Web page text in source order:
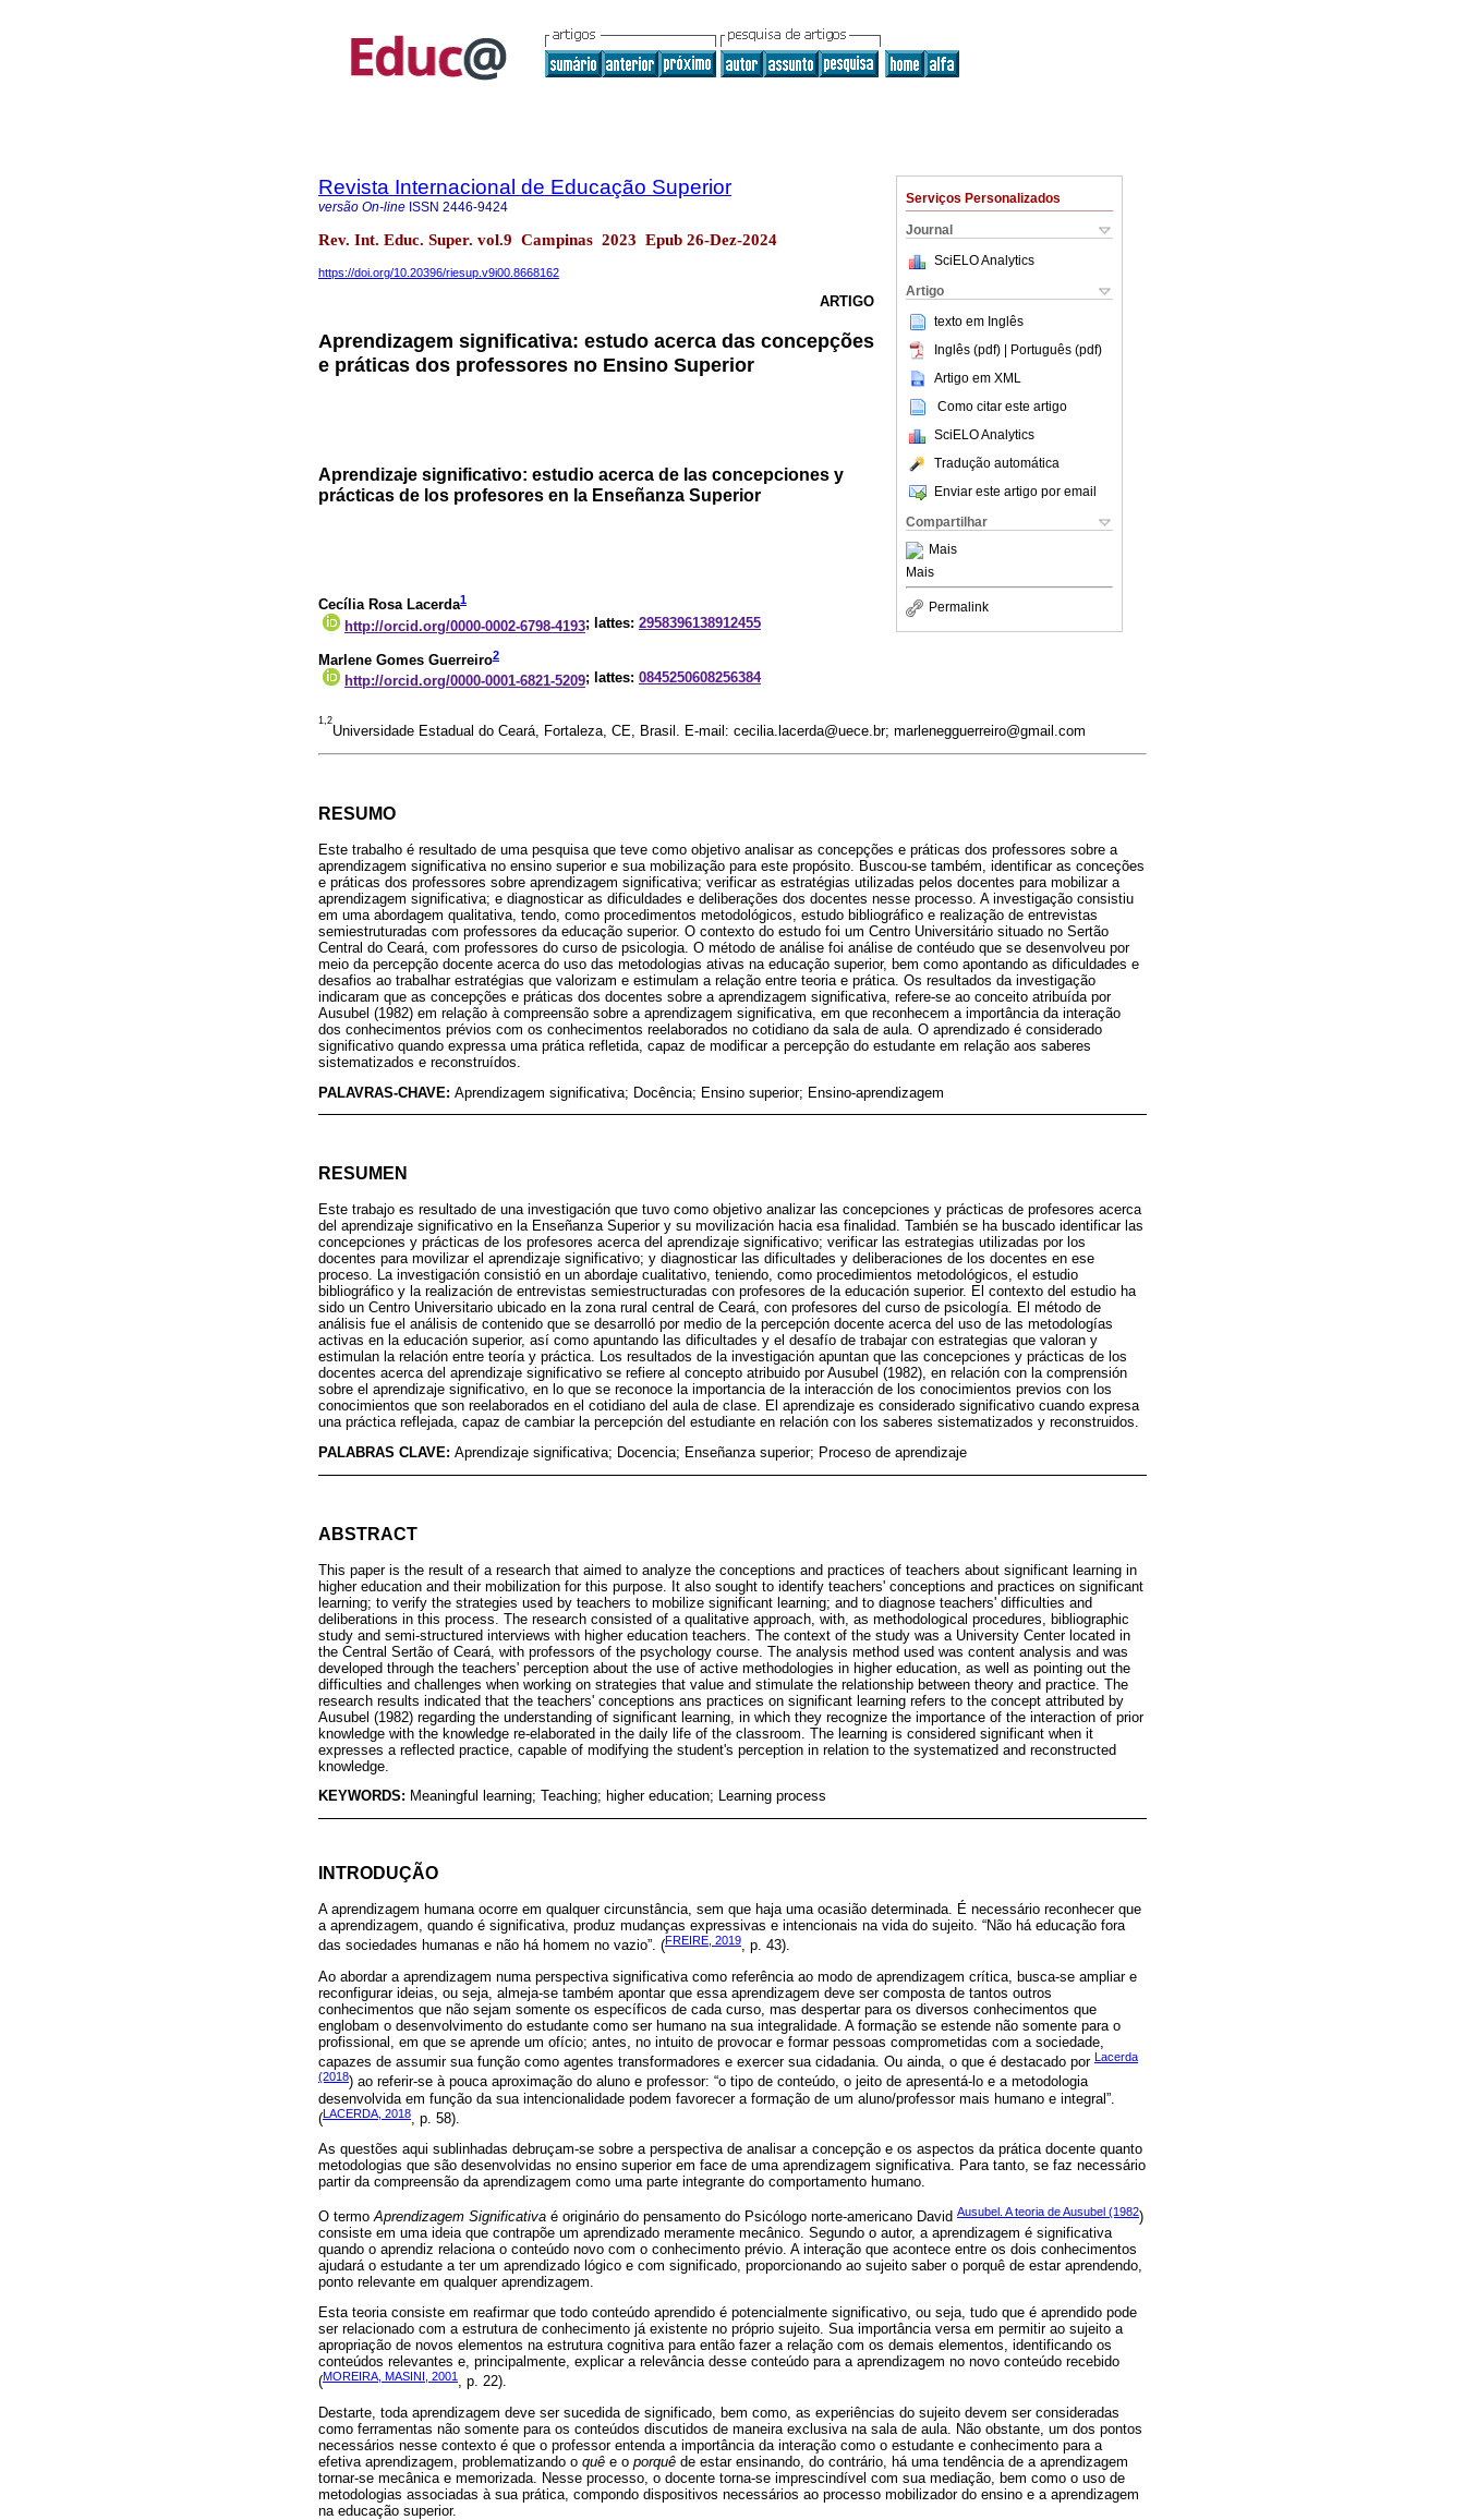
Serviços Personalizados
Journal
SciELO Analytics
Artigo
texto em Inglês
Inglês (pdf) | Português (pdf)
Artigo em XML
Como citar este artigo
SciELO Analytics
Tradução automática
Enviar este artigo por email
Compartilhar
Mais
Mais
Permalink
Revista Internacional de Educação Superior
versão On-line ISSN 2446-9424
Rev. Int. Educ. Super. vol.9 Campinas 2023 Epub 26-Dez-2024
https://doi.org/10.20396/riesup.v9i00.8668162
ARTIGO
Aprendizagem significativa: estudo acerca das concepções
e práticas dos professores no Ensino Superior
Aprendizaje significativo: estudio acerca de las concepciones y
prácticas de los profesores en la Enseñanza Superior
Cecília Rosa Lacerda1
http://orcid.org/0000-0002-6798-4193; lattes: 2958396138912455
Marlene Gomes Guerreiro2
http://orcid.org/0000-0001-6821-5209; lattes: 0845250608256384
1,2
Universidade Estadual do Ceará, Fortaleza, CE, Brasil. E-mail: cecilia.lacerda@uece.br; marlenegguerreiro@gmail.com
RESUMO
Este trabalho é resultado de uma pesquisa que teve como objetivo analisar as concepções e práticas dos professores sobre a
aprendizagem significativa no ensino superior e sua mobilização para este propósito. Buscou-se também, identificar as conceções
e práticas dos professores sobre aprendizagem significativa; verificar as estratégias utilizadas pelos docentes para mobilizar a
aprendizagem significativa; e diagnosticar as dificuldades e deliberações dos docentes nesse processo. A investigação consistiu
em uma abordagem qualitativa, tendo, como procedimentos metodológicos, estudo bibliográfico e realização de entrevistas
semiestruturadas com professores da educação superior. O contexto do estudo foi um Centro Universitário situado no Sertão
Central do Ceará, com professores do curso de psicologia. O método de análise foi análise de contéudo que se desenvolveu por
meio da percepção docente acerca do uso das metodologias ativas na educação superior, bem como apontando as dificuldades e
desafios ao trabalhar estratégias que valorizam e estimulam a relação entre teoria e prática. Os resultados da investigação
indicaram que as concepções e práticas dos docentes sobre a aprendizagem significativa, refere-se ao conceito atribuída por
Ausubel (1982) em relação à compreensão sobre a aprendizagem significativa, em que reconhecem a importância da interação
dos conhecimentos prévios com os conhecimentos reelaborados no cotidiano da sala de aula. O aprendizado é considerado
significativo quando expressa uma prática refletida, capaz de modificar a percepção do estudante em relação aos saberes
sistematizados e reconstruídos.
PALAVRAS-CHAVE: Aprendizagem significativa; Docência; Ensino superior; Ensino-aprendizagem
RESUMEN
Este trabajo es resultado de una investigación que tuvo como objetivo analizar las concepciones y prácticas de profesores acerca
del aprendizaje significativo en la Enseñanza Superior y su movilización hacia esa finalidad. También se ha buscado identificar las
concepciones y prácticas de los profesores acerca del aprendizaje significativo; verificar las estrategias utilizadas por los
docentes para movilizar el aprendizaje significativo; y diagnosticar las dificultades y deliberaciones de los docentes en ese
proceso. La investigación consistió en un abordaje cualitativo, teniendo, como procedimientos metodológicos, el estudio
bibliográfico y la realización de entrevistas semiestructuradas con profesores de la educación superior. El contexto del estudio ha
sido un Centro Universitario ubicado en la zona rural central de Ceará, con profesores del curso de psicología. El método de
análisis fue el análisis de contenido que se desarrolló por medio de la percepción docente acerca del uso de las metodologías
activas en la educación superior, así como apuntando las dificultades y el desafío de trabajar con estrategias que valoran y
estimulan la relación entre teoría y práctica. Los resultados de la investigación apuntan que las concepciones y prácticas de los
docentes acerca del aprendizaje significativo se refiere al concepto atribuido por Ausubel (1982), en relación con la comprensión
sobre el aprendizaje significativo, en lo que se reconoce la importancia de la interacción de los conocimientos previos con los
conocimientos que son reelaborados en el cotidiano del aula de clase. El aprendizaje es considerado significativo cuando expresa
una práctica reflejada, capaz de cambiar la percepción del estudiante en relación con los saberes sistematizados y reconstruidos.
PALABRAS CLAVE: Aprendizaje significativa; Docencia; Enseñanza superior; Proceso de aprendizaje
ABSTRACT
This paper is the result of a research that aimed to analyze the conceptions and practices of teachers about significant learning in
higher education and their mobilization for this purpose. It also sought to identify teachers' conceptions and practices on significant
learning; to verify the strategies used by teachers to mobilize significant learning; and to diagnose teachers' difficulties and
deliberations in this process. The research consisted of a qualitative approach, with, as methodological procedures, bibliographic
study and semi-structured interviews with higher education teachers. The context of the study was a University Center located in
the Central Sertão of Ceará, with professors of the psychology course. The analysis method used was content analysis and was
developed through the teachers' perception about the use of active methodologies in higher education, as well as pointing out the
difficulties and challenges when working on strategies that value and stimulate the relationship between theory and practice. The
research results indicated that the teachers' conceptions ans practices on significant learning refers to the concept attributed by
Ausubel (1982) regarding the understanding of significant learning, in which they recognize the importance of the interaction of prior
knowledge with the knowledge re-elaborated in the daily life of the classroom. The learning is considered significant when it
expresses a reflected practice, capable of modifying the student's perception in relation to the systematized and reconstructed
knowledge.
KEYWORDS: Meaningful learning; Teaching; higher education; Learning process
INTRODUÇÃO
A aprendizagem humana ocorre em qualquer circunstância, sem que haja uma ocasião determinada. É necessário reconhecer que
a aprendizagem, quando é significativa, produz mudanças expressivas e intencionais na vida do sujeito. “Não há educação fora
das sociedades humanas e não há homem no vazio”. (FREIRE, 2019, p. 43).
Ao abordar a aprendizagem numa perspectiva significativa como referência ao modo de aprendizagem crítica, busca-se ampliar e
reconfigurar ideias, ou seja, almeja-se também apontar que essa aprendizagem deve ser composta de tantos outros
conhecimentos que não sejam somente os específicos de cada curso, mas despertar para os diversos conhecimentos que
englobam o desenvolvimento do estudante como ser humano na sua integralidade. A formação se estende não somente para o
profissional, em que se aprende um ofício; antes, no intuito de provocar e formar pessoas comprometidas com a sociedade,
capazes de assumir sua função como agentes transformadores e exercer sua cidadania. Ou ainda, o que é destacado por Lacerda
(2018) ao referir-se à pouca aproximação do aluno e professor: “o tipo de conteúdo, o jeito de apresentá-lo e a metodologia
desenvolvida em função da sua intencionalidade podem favorecer a formação de um aluno/professor mais humano e integral”.
(LACERDA, 2018, p. 58).
As questões aqui sublinhadas debruçam-se sobre a perspectiva de analisar a concepção e os aspectos da prática docente quanto
metodologias que são desenvolvidas no ensino superior em face de uma aprendizagem significativa. Para tanto, se faz necessário
partir da compreensão da aprendizagem como uma parte integrante do comportamento humano.
O termoAprendizagem Significativa é originário do pensamento do Psicólogo norte-americano David Ausubel. A teoria de Ausubel (1982)
consiste em uma ideia que contrapõe um aprendizado meramente mecânico. Segundo o autor, a aprendizagem é significativa
quando o aprendiz relaciona o conteúdo novo com o conhecimento prévio. A interação que acontece entre os dois conhecimentos
ajudará o estudante a ter um aprendizado lógico e com significado, proporcionando ao sujeito saber o porquê de estar aprendendo,
ponto relevante em qualquer aprendizagem.
Esta teoria consiste em reafirmar que todo conteúdo aprendido é potencialmente significativo, ou seja, tudo que é aprendido pode
ser relacionado com a estrutura de conhecimento já existente no próprio sujeito. Sua importância versa em permitir ao sujeito a
apropriação de novos elementos na estrutura cognitiva para então fazer a relação com os demais elementos, identificando os
conteúdos relevantes e, principalmente, explicar a relevância desse conteúdo para a aprendizagem no novo conteúdo recebido
(MOREIRA, MASINI, 2001 , p. 22).
Destarte, toda aprendizagem deve ser sucedida de significado, bem como, as experiências do sujeito devem ser consideradas
como ferramentas não somente para os conteúdos discutidos de maneira exclusiva na sala de aula. Não obstante, um dos pontos
necessários nesse contexto é que o professor entenda a importância da interação como o estudante e conhecimento para a
efetiva aprendizagem, problematizando o quê e o porquê de estar ensinando, do contrário, há uma tendência de a aprendizagem
tornar-se mecânica e memorizada. Nesse processo, o docente torna-se imprescindível com sua mediação, bem como o uso de
metodologias associadas à sua prática, compondo dispositivos necessários ao processo mobilizador do ensino e a aprendizagem
na educação superior.